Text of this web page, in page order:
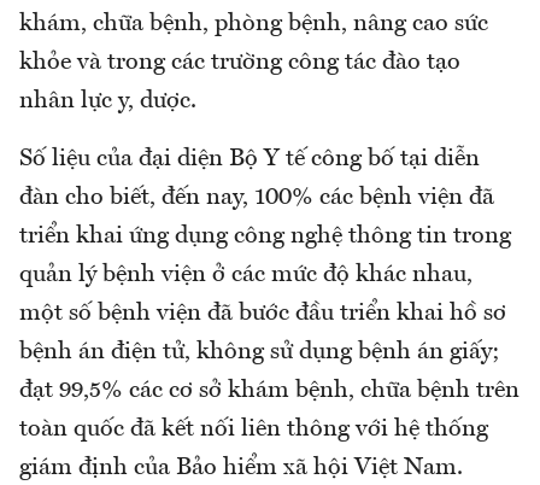
khám, chữa bệnh, phòng bệnh, nâng cao sức
khỏe và trong các trường công tác đào tạo
nhân lực y, dược.
Số liệu của đại diện Bộ Y tế công bố tại diễn
đàn cho biết, đến nay, 100% các bệnh viện đã
triển khai ứng dụng công nghệ thông tin trong
quản lý bệnh viện ở các mức độ khác nhau,
một số bệnh viện đã bước đầu triển khai hồ sơ
bệnh án điện tử, không sử dụng bệnh án giấy;
đạt 99,5% các cơ sở khám bệnh, chữa bệnh trên
toàn quốc đã kết nối liên thông với hệ thống
giám định của Bảo hiểm xã hội Việt Nam.